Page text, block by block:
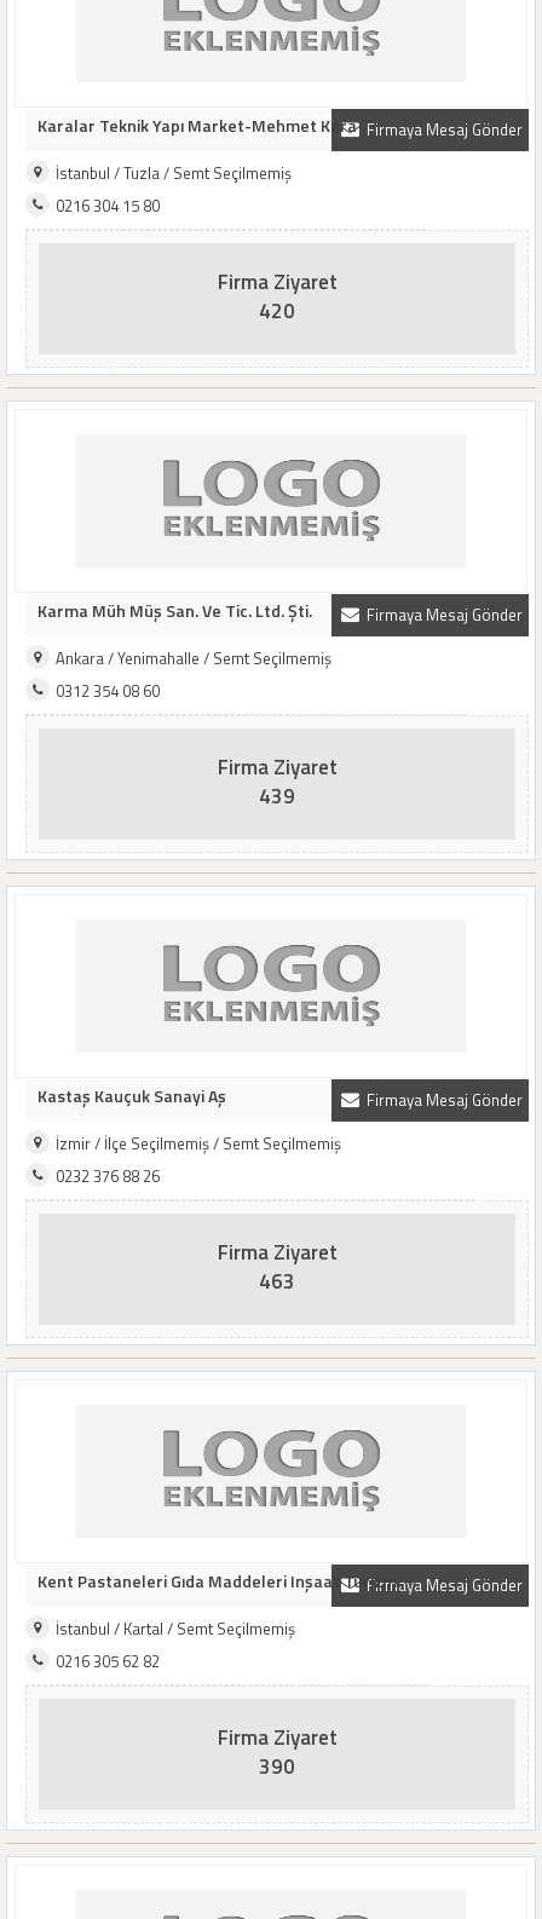
Firmaya Mesaj Gönder
Karalar Teknik Yapı Market-Mehmet Kara
İstanbul / Tuzla / Semt Seçilmemiş
0216 304 15 80
Firma Ziyaret
420
Firmaya Mesaj Gönder
Karma Müh Müş San. Ve Tic. Ltd. Şti.
Ankara / Yenimahalle / Semt Seçilmemiş
0312 354 08 60
Firma Ziyaret
439
Firmaya Mesaj Gönder
Kastaş Kauçuk Sanayi Aş
İzmir / İlçe Seçilmemiş / Semt Seçilmemiş
0232 376 88 26
Firma Ziyaret
463
Firmaya Mesaj Gönder
Kent Pastaneleri Gıda Maddeleri Inşaat Turizm..
İstanbul / Kartal / Semt Seçilmemiş
0216 305 62 82
Firma Ziyaret
390